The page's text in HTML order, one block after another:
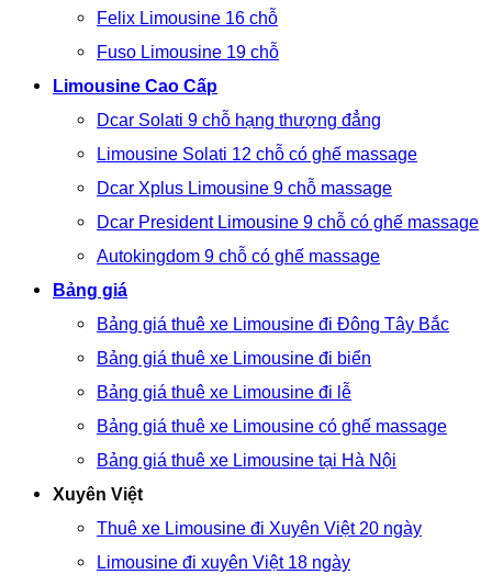
Felix Limousine 16 chỗ
Fuso Limousine 19 chỗ
Limousine Cao Cấp
Dcar Solati 9 chỗ hạng thượng đẳng
Limousine Solati 12 chỗ có ghế massage
Dcar Xplus Limousine 9 chỗ massage
Dcar President Limousine 9 chỗ có ghế massage
Autokingdom 9 chỗ có ghế massage
Bảng giá
Bảng giá thuê xe Limousine đi Đông Tây Bắc
Bảng giá thuê xe Limousine đi biển
Bảng giá thuê xe Limousine đi lễ
Bảng giá thuê xe Limousine có ghế massage
Bảng giá thuê xe Limousine tại Hà Nội
Xuyên Việt
Thuê xe Limousine đi Xuyên Việt 20 ngày
Limousine đi xuyên Việt 18 ngày